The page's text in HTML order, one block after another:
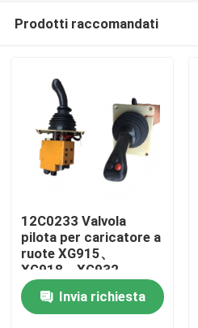
Casa
Prodotti
Video
Prodotti raccomandati
12C0233 Valvola
pilota per caricatore a
ruote XG915、
XG918、XG932、
XG955、XG962、
XG982 Ricambi
Invia richiesta